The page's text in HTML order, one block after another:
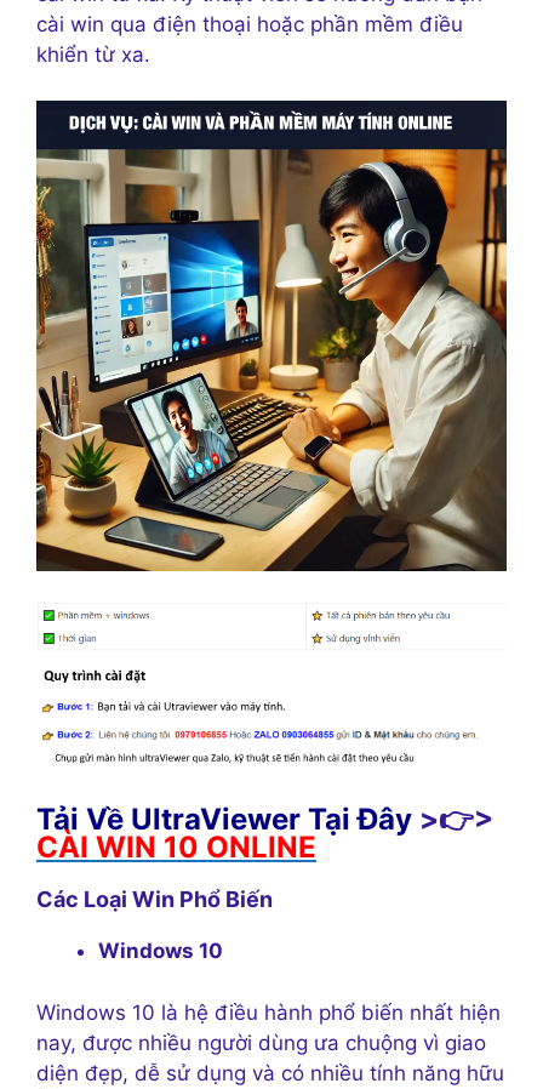
cài win qua điện thoại hoặc phần mềm điều
khiển từ xa.
Tải Về UltraViewer Tại Đây >👉>
CÀI WIN 10 ONLINE
Các Loại Win Phổ Biến
Windows 10
Windows 10 là hệ điều hành phổ biến nhất hiện
nay, được nhiều người dùng ưa chuộng vì giao
diện đẹp, dễ sử dụng và có nhiều tính năng hữu